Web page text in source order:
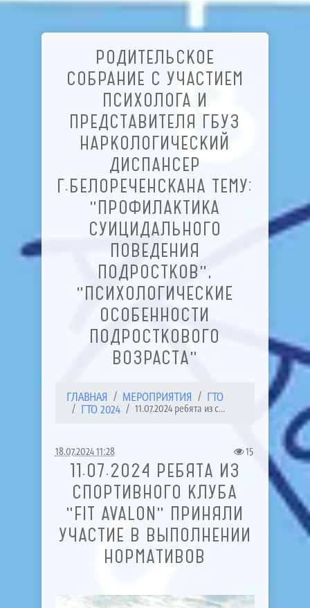
РОДИТЕЛЬСКОЕ
СОБРАНИЕ С УЧАСТИЕМ
ПСИХОЛОГА И
ПРЕДСТАВИТЕЛЯ ГБУЗ
НАРКОЛОГИЧЕСКИЙ
ДИСПАНСЕР
Г.БЕЛОРЕЧЕНСКАНА ТЕМУ:
"ПРОФИЛАКТИКА
СУИЦИДАЛЬНОГО
ПОВЕДЕНИЯ
ПОДРОСТКОВ",
"ПСИХОЛОГИЧЕСКИЕ
ОСОБЕННОСТИ
ПОДРОСТКОВОГО
ВОЗРАСТА"
ГЛАВНАЯ МЕРОПРИЯТИЯ
ГТО
ГТО 2024
11.07.2024 ребята из с...
18.07.2024 11:28 15
11.07.2024 РЕБЯТА ИЗ
СПОРТИВНОГО КЛУБА
"FIT AVALON" ПРИНЯЛИ
УЧАСТИЕ В ВЫПОЛНЕНИИ
НОРМАТИВОВ